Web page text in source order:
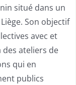
situé dans un
Son objectif
avec et
des ateliers de
qui en
publics